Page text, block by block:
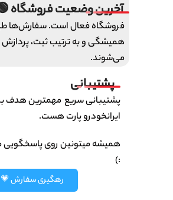
آخرین وضعیت فروشگاه
فروشگاه فعال است. سفارش‌ها
همیشگی و به ترتیب ثبت، پردازش
می‌شوند.
پشتیبانی
پشتیبانی سریع مهمترین هدف
ایرانخودرو پارت هست.
همیشه میتونین روی پاسخگویی
:)
رهگیری سفارش 💗